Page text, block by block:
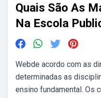
Quais São As
Na Escola
Webde acordo com as
determinadas as
ensino fundamental. Os